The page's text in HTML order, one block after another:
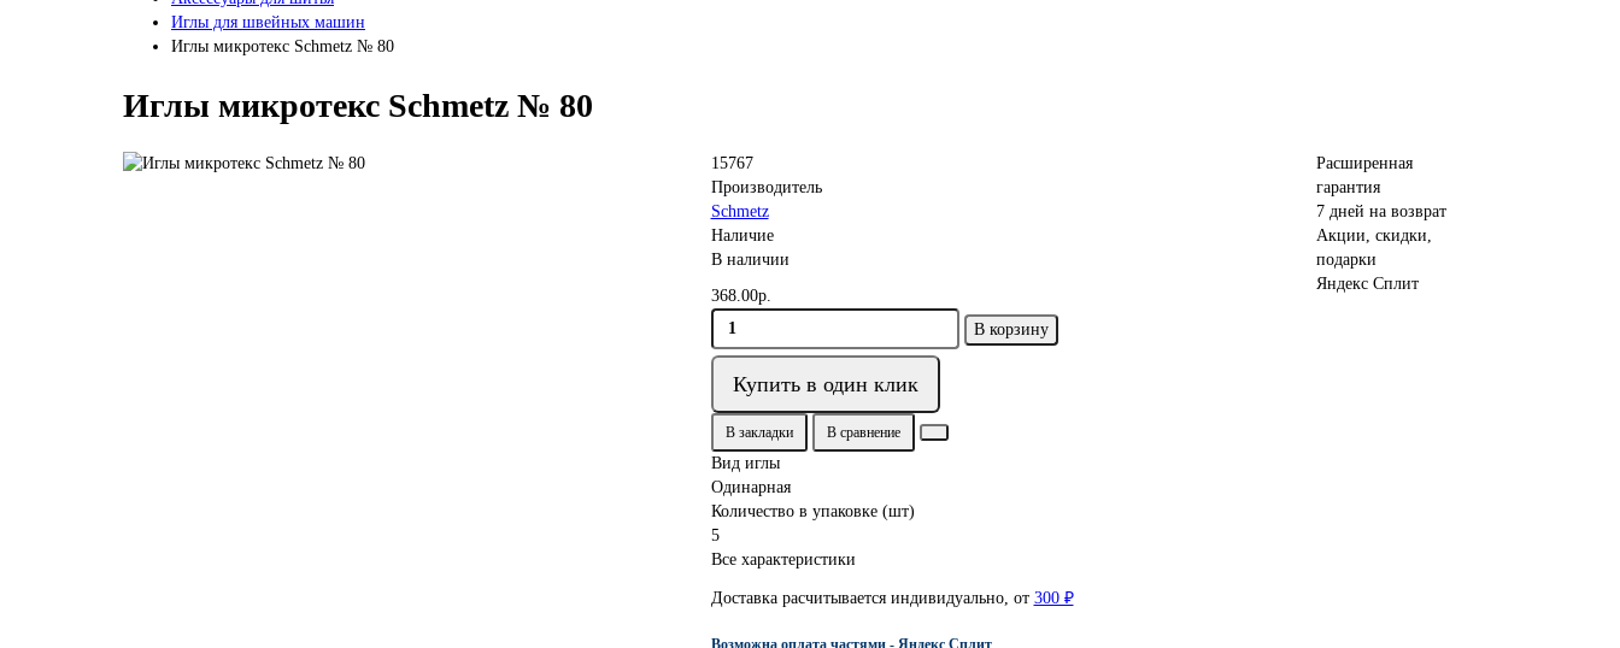
Иглы для швейных машин
Иглы микротекс Schmetz № 80
Иглы микротекс Schmetz № 80
15767
Производитель
Schmetz
Наличие
В наличии
368.00р.
В корзину
Купить в один клик
В закладки В сравнение
Вид иглы
Одинарная
Количество в упаковке (шт)
5
Все характеристики
Доставка расчитывается индивидуально, от 300 ₽
Возможна оплата частями - Яндекс Сплит
Расширенная
гарантия
7 дней на возврат
Акции, скидки,
подарки
Яндекс Сплит